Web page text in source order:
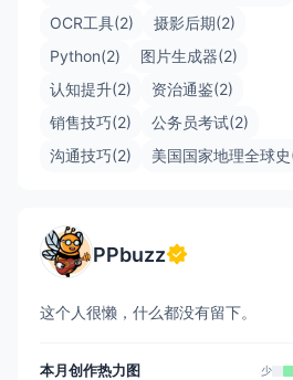
OCR工具(2)
摄影后期(2)
Python(2)
图片生成器(2)
认知提升(2)
资治通鉴(2)
销售技巧(2)
公务员考试(2)
沟通技巧(2)
美国国家地理全球
PPbuzz
这个人很懒，什么都没有留下。
本月创作热力图 少